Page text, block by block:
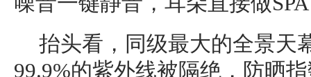
抬头看，同级最大的全景
99.9%的紫外线被隔绝，防晒